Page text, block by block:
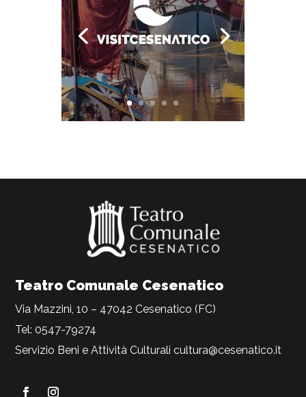
Teatro Comunale Cesenatico
Via Mazzini, 10 – 47042 Cesenatico (FC)
Tel: 0547-79274
Servizio Beni e Attività Culturalicultura@cesenatico.it